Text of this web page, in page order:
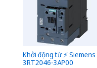
Khởi động từ ⚡️ Siemens
3RT2046-3AP00